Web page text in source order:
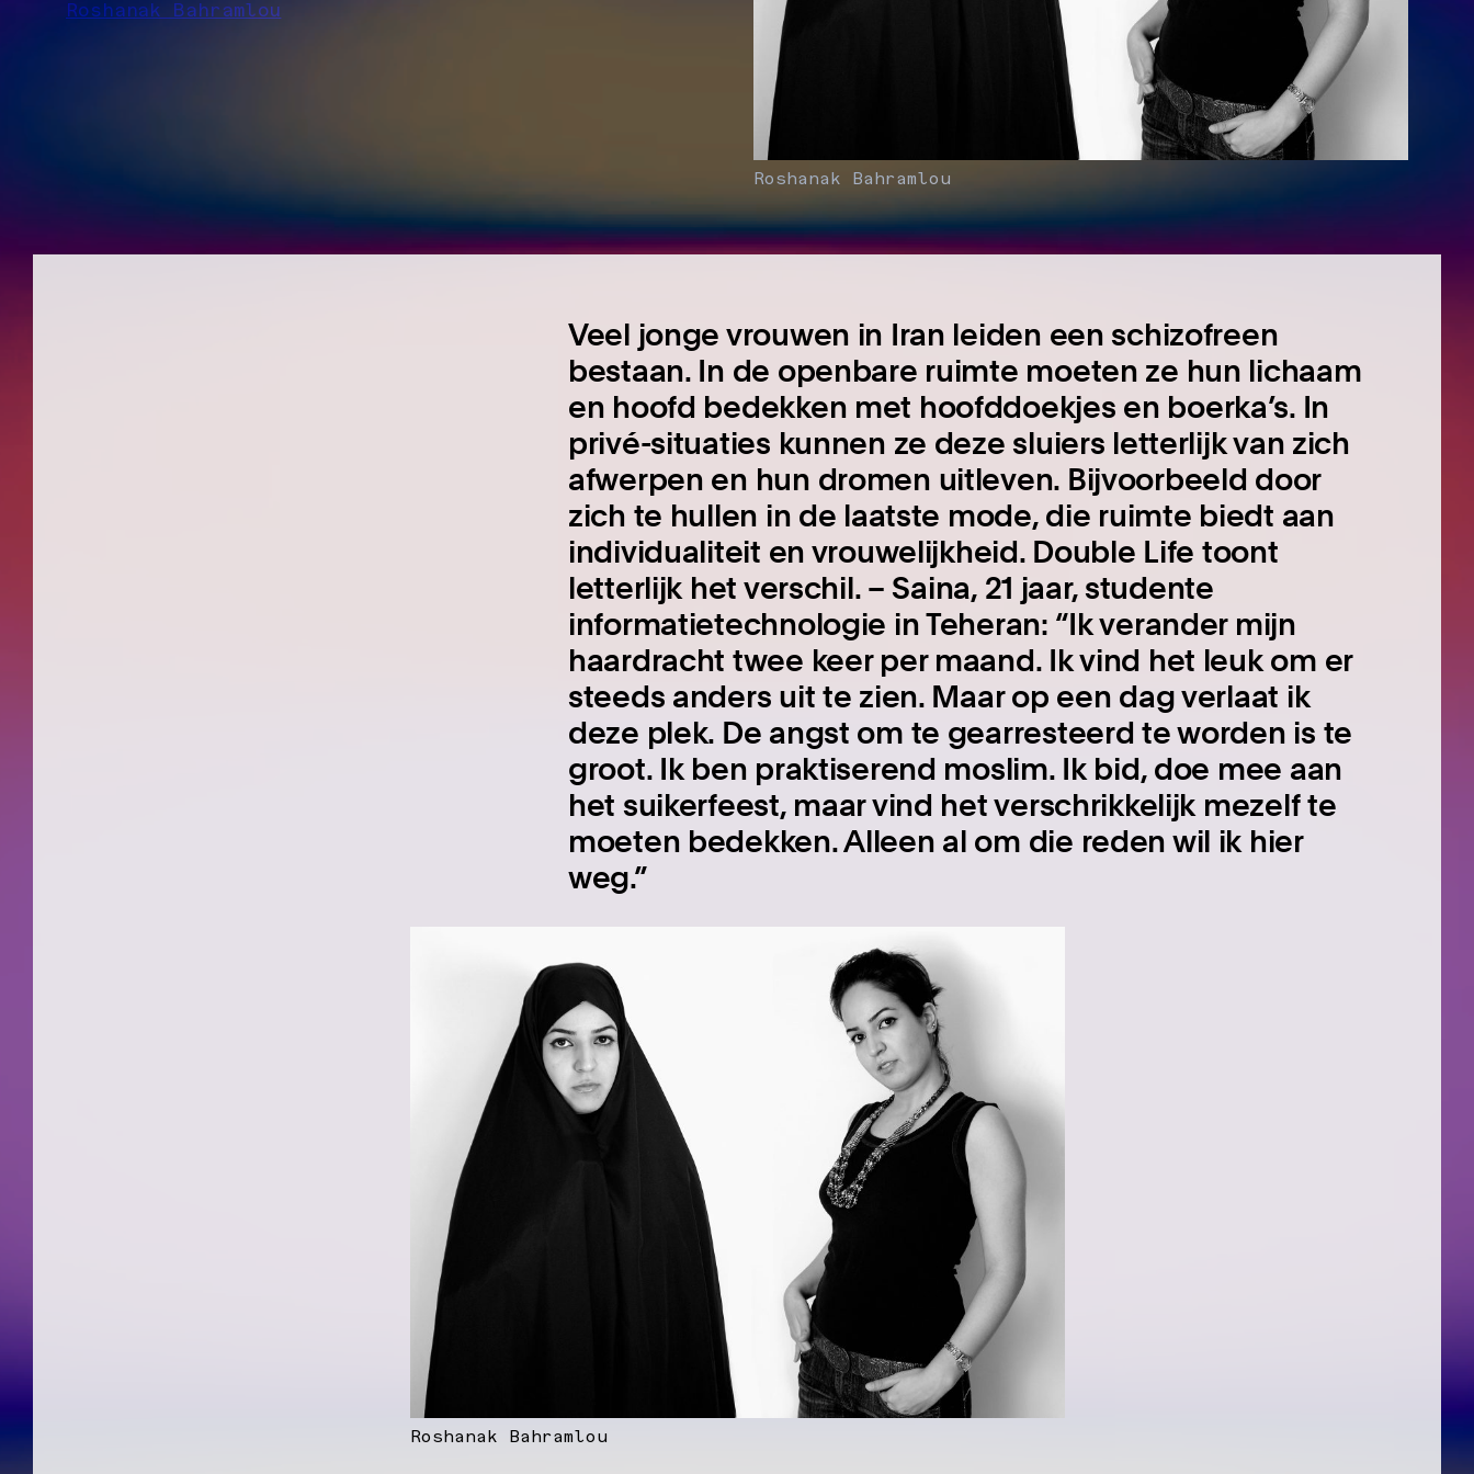
Roshanak Bahramlou
Roshanak Bahramlou
Veel jonge vrouwen in Iran leiden een schizofreen
bestaan. In de openbare ruimte moeten ze hun lichaam
en hoofd bedekken met hoofddoekjes en boerka’s. In
privé-situaties kunnen ze deze sluiers letterlijk van zich
afwerpen en hun dromen uitleven. Bijvoorbeeld door
zich te hullen in de laatste mode, die ruimte biedt aan
individualiteit en vrouwelijkheid. Double Life toont
letterlijk het verschil. – Saina, 21 jaar, studente
informatietechnologie in Teheran: “Ik verander mijn
haardracht twee keer per maand. Ik vind het leuk om er
steeds anders uit te zien. Maar op een dag verlaat ik
deze plek. De angst om te gearresteerd te worden is te
groot. Ik ben praktiserend moslim. Ik bid, doe mee aan
het suikerfeest, maar vind het verschrikkelijk mezelf te
moeten bedekken. Alleen al om die reden wil ik hier
weg.”
Roshanak Bahramlou